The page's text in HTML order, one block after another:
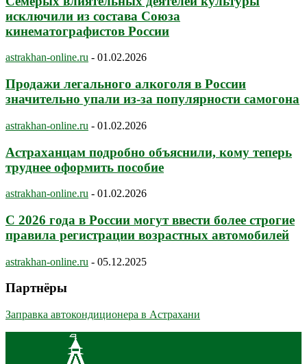
исключили из состава Союза
кинематографистов России
astrakhan-online.ru - 01.02.2026
Продажи легального алкоголя в России
значительно упали из-за популярности самогона
astrakhan-online.ru - 01.02.2026
Астраханцам подробно объяснили, кому теперь
труднее оформить пособие
astrakhan-online.ru - 01.02.2026
С 2026 года в России могут ввести более строгие
правила регистрации возрастных автомобилей
astrakhan-online.ru - 05.12.2025
Партнёры
Заправка автокондиционера в Астрахани